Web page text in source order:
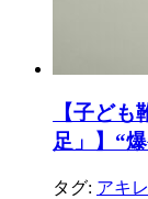
【子ど
足」】“
タグ: アキ